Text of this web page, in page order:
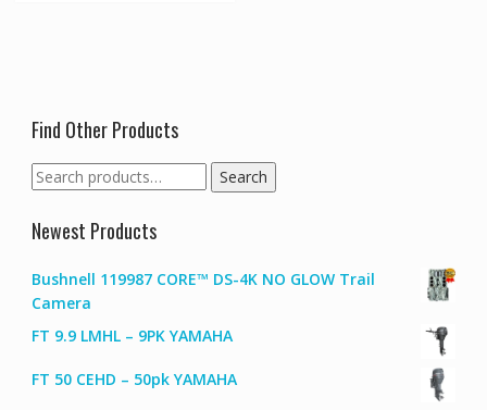
Find Other Products
Search
for:
Search
Newest Products
Bushnell 119987 CORE™ DS-4K NO GLOW Trail
Camera
FT 9.9 LMHL – 9PK YAMAHA
FT 50 CEHD – 50pk YAMAHA